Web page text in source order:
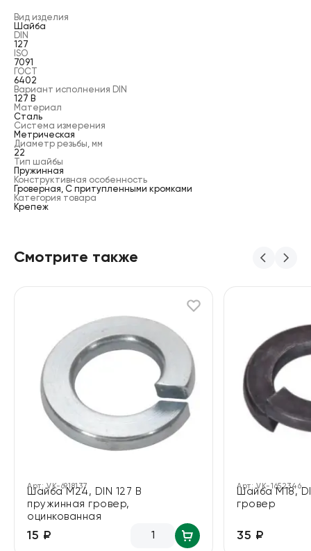
Вид изделия
Шайба
DIN
127
ISO
7091
ГОСТ
6402
Вариант исполнения DIN
127 B
Материал
Сталь
Система измерения
Метрическая
Диаметр резьбы, мм
22
Тип шайбы
Пружинная
Конструктивная особенность
Гроверная, С притупленными кромками
Категория товара
Крепеж
Смотрите также
Арт:VK-6918137
Шайба М24, DIN 127 B
пружинная гровер,
оцинкованная
15 ₽
Арт:VK-1652346
Шайба М18,
гровер
35 ₽